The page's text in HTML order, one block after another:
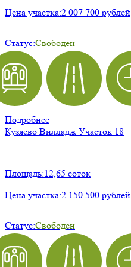
Цена участка:2 007 700 рублей
Статус:Свободен
Подробнее
Кузяево Вилладж Участок 18
Площадь:12,65 соток
Цена участка:2 150 500 рублей
Статус:Свободен